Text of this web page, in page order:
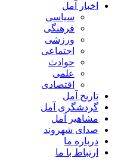
اخبار آمل
سیاسی
فرهنگی
ورزشی
اجتماعی
حوادث
علمی
اقتصادی
تاریخ آمل
گردشگری آمل
مشاهیر آمل
صدای شهروند
درباره ما
ارتباط با ما